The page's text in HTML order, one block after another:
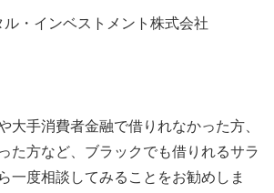
ル・インベストメント株式会社
大手消費者金融で借りれなかった方、
た方など、ブラックでも借りれるサラ
一度相談してみることをお勧めしま